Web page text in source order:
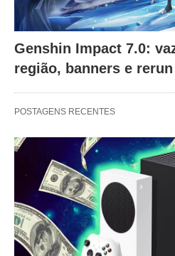
Genshin Impact 7.0:
região, banners e rerun
POSTAGENS RECENTES